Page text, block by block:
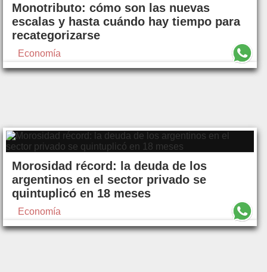
Monotributo: cómo son las nuevas
escalas y hasta cuándo hay tiempo para
recategorizarse
Economía
Morosidad récord: la deuda de los
argentinos en el sector privado se
quintuplicó en 18 meses
Economía